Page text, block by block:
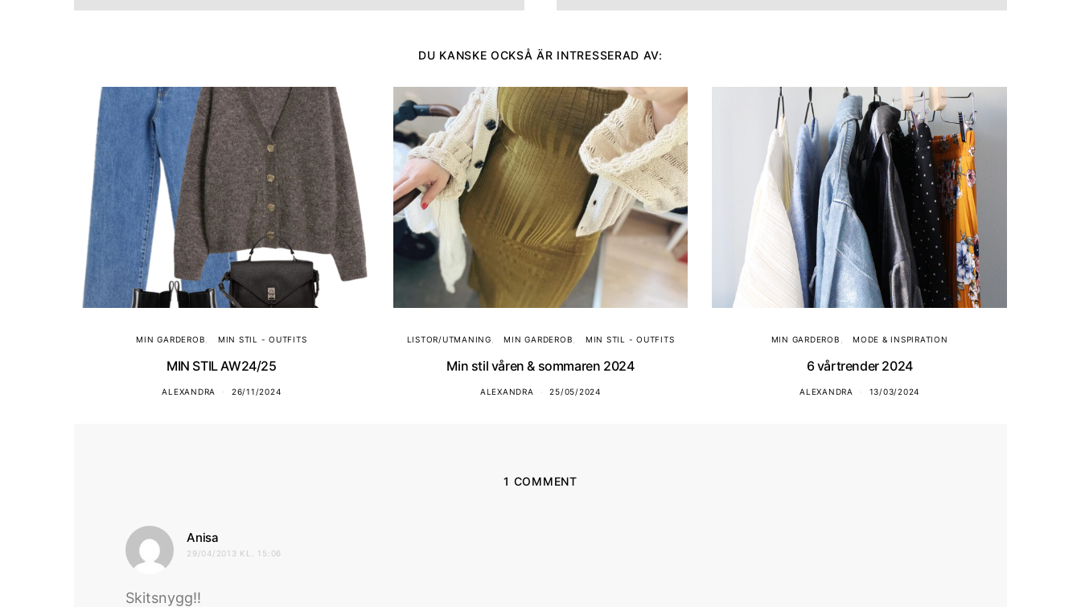
DU KANSKE OCKSÅ ÄR INTRESSERAD AV:
MIN GARDEROB MIN STIL - OUTFITS
MIN STIL AW24/25
ALEXANDRA 26/11/2024
LISTOR/UTMANING MIN GARDEROB MIN STIL - OUTFITS
Min stil våren & sommaren 2024
ALEXANDRA 25/05/2024
MIN GARDEROB MODE & INSPIRATION
6 vårtrender 2024
ALEXANDRA 13/03/2024
1 COMMENT
Anisa
29/04/2013 KL. 15:06
Skitsnygg!!